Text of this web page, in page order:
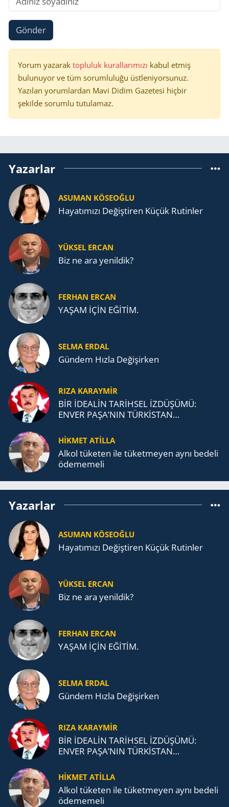
Gönder
Yorum yazarak topluluk kurallarımızı kabul etmiş
bulunuyor ve tüm sorumluluğu üstleniyorsunuz.
Yazılan yorumlardan Mavi Didim Gazetesi hiçbir
şekilde sorumlu tutulamaz.
Yazarlar
ASUMAN KÖSEOĞLU
Ha­ya­tı­mı­zı De­ğiş­ti­ren Küçük Ru­tin­ler
YÜKSEL ERCAN
Biz ne ara yenildik?
FERHAN ERCAN
YAŞAM İÇİN EĞİTİM.
SELMA ERDAL
Gündem Hızla Değişirken
RIZA KARAYMIR
BİR İDEALİN TARİHSEL İZDÜŞÜMÜ:
ENVER PAŞA’NIN TÜRKİSTAN
TEŞKİLATI’NA UZANAN MİRASI
HİKMET ATİLLA
Alkol tü­ke­ten ile tü­ket­me­yen aynı be­de­li
öde­me­me­li
Yazarlar
ASUMAN KÖSEOĞLU
Ha­ya­tı­mı­zı De­ğiş­ti­ren Küçük Ru­tin­ler
YÜKSEL ERCAN
Biz ne ara yenildik?
FERHAN ERCAN
YAŞAM İÇİN EĞİTİM.
SELMA ERDAL
Gündem Hızla Değişirken
RIZA KARAYMIR
BİR İDEALİN TARİHSEL İZDÜŞÜMÜ:
ENVER PAŞA’NIN TÜRKİSTAN
TEŞKİLATI’NA UZANAN MİRASI
HİKMET ATİLLA
Alkol tü­ke­ten ile tü­ket­me­yen aynı be­de­li
öde­me­me­li